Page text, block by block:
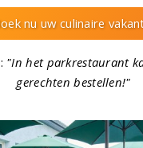
nu uw culinaire
: "In het parkrestaurant
gerechten bestellen!"